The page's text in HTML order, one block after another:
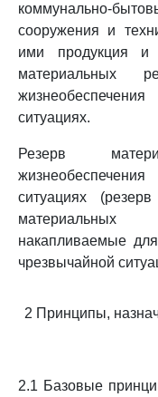
коммунально-
сооружения и
ими продукция и
материальных
ситуациях.
Резерв
ситуациях
материальных
накапливаемые
чрезвычайной
2 Принципы,
2.1 Базовые